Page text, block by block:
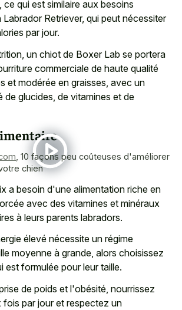
qui est similaire aux besoins
Retriever, qui peut nécessiter
par jour.
un chiot de Boxer Lab se portera
commerciale de haute qualité
et modérée en graisses, avec un
de glucides, de vitamines et de
10 façons peu coûteuses d'améliorer
chien
a besoin d'une alimentation riche en
avec des vitamines et minéraux
à leurs parents labradors.
élevé nécessite un régime
moyenne à grande, alors choisissez
est formulée pour leur taille.
de poids et l'obésité, nourrissez
par jour et respectez un